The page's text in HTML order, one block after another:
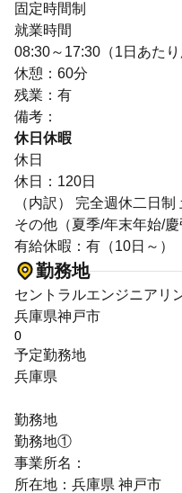
固定時間制
就業時間
08:30～17:30（1日あたり
休憩：60分
残業：有
備考：
休日休暇
休日
休日：120日
（内訳） 完全週休二日制
その他（夏季/年末年始/慶
有給休暇：有（10日～）
勤務地
セントラルエンジニアリ
兵庫県神戸市
0
予定勤務地
兵庫県
勤務地
勤務地①
事業所名：
所在地：兵庫県 神戸市